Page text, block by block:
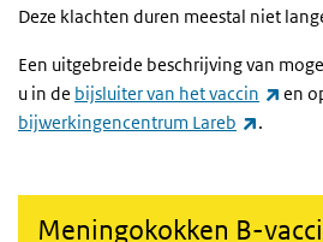
Deze klachten duren meestal niet
Een uitgebreide beschrijving van
u in de bijsluiter van het vaccin
en
bijwerkingencentrum Lareb
(externe
.
Meningokokken B-